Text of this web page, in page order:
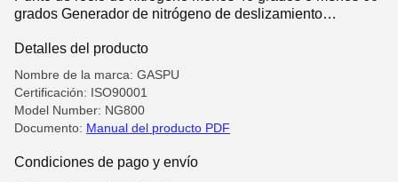
grados Generador de nitrógeno de deslizamiento
acero
Detalles del producto
Nombre de la marca: GASPU
Certificación: ISO90001
Model Number: NG800
Documento: Manual del producto PDF
Condiciones de pago y envío